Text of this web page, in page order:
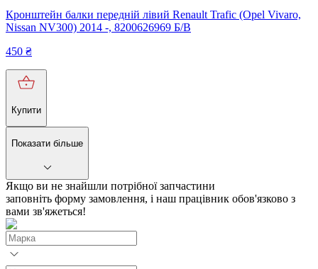
Кронштейн балки передній лівий Renault Trafic (Opel Vivaro,
Nissan NV300) 2014 -, 8200626969 Б/В
450 ₴
Купити
Показати більше
Якщо ви не знайшли потрібної запчастини
заповніть форму замовлення, і наш працівник обов'язково з
вами зв'яжеться!